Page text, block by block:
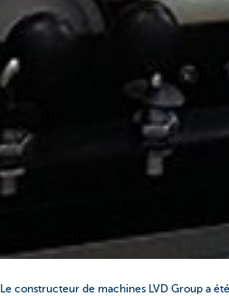
Le constructeur de machines LVD Group a